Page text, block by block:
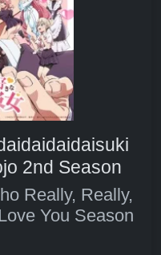
2nd Season
Really, Really,
You Season